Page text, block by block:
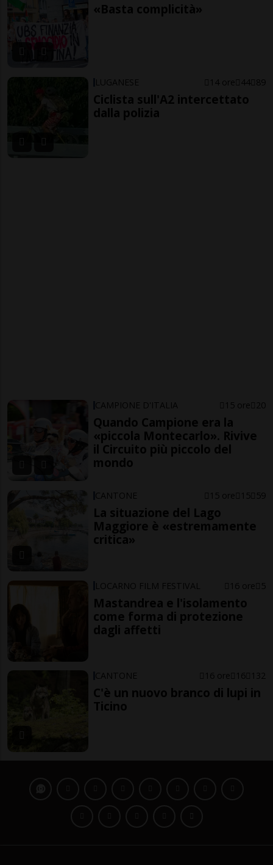
«Basta complicità»
LUGANESE 14 ore 44 89
Ciclista sull'A2 intercettato
dalla polizia
CAMPIONE D'ITALIA 15 ore 20
Quando Campione era la
«piccola Montecarlo». Rivive
il Circuito più piccolo del
mondo
CANTONE 15 ore 15 59
La situazione del Lago
Maggiore è «estremamente
critica»
LOCARNO FILM FESTIVAL 16 ore 5
Mastandrea e l'isolamento
come forma di protezione
dagli affetti
CANTONE 16 ore 16 132
C'è un nuovo branco di lupi in
Ticino